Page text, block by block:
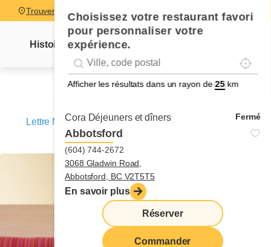
Choisissez votre restaurant favori
pour personnaliser votre
expérience.
Geolocation
Géolocalisation
Afficher les résultats dans un rayon de km
Cora Déjeuners et dîners Fermé
Abbotsford
(604) 744-2672
3068 Gladwin Road,
Abbotsford, BC V2T5T5
En savoir plus
Réserver
Commander
Trouver un restaurant
Histoire Lettre Mme Cora
Lettre Mme Cora/La marieuse s'appelait Natasha –
Chapitre 6